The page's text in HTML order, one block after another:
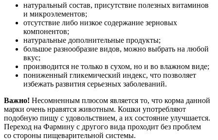
натуральный состав, присутствие полезных витаминов
и микроэлементов;
отсутствие либо низкое содержание зерновых
компонентов;
натуральные дополнительные продукты;
большое разнообразие видов, можно выбрать на любой
вкус;
производится не только в сухом, но и во влажном виде;
пониженный гликемический индекс, что позволяет
избежать развития серьезных заболеваний.
Важно! Несомненным плюсом является то, что корма данной
марки очень нравятся животным. Кошки употребляют
подобную пищу с удовольствием, а их состояние улучшается.
Переход на Фармину с другого вида проходит без проблем
со стороны пищеварительной системы.